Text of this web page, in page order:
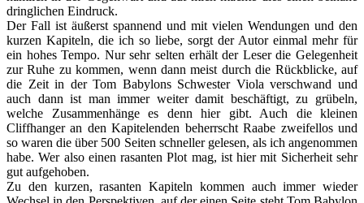
dringlichen Eindruck.
Der Fall ist äußerst spannend und mit vielen Wendungen und den
kurzen Kapiteln, die ich so liebe, sorgt der Autor einmal mehr für
ein hohes Tempo. Nur sehr selten erhält der Leser die Gelegenheit
zur Ruhe zu kommen, wenn dann meist durch die Rückblicke, auf
die Zeit in der Tom Babylons Schwester Viola verschwand und
auch dann ist man immer weiter damit beschäftigt, zu grübeln,
welche Zusammenhänge es denn hier gibt. Auch die kleinen
Cliffhanger an den Kapitelenden beherrscht Raabe zweifellos und
so waren die über 500 Seiten schneller gelesen, als ich angenommen
habe. Wer also einen rasanten Plot mag, ist hier mit Sicherheit sehr
gut aufgehoben.
Zu den kurzen, rasanten Kapiteln kommen auch immer wieder